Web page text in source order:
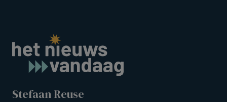
Stefaan Reuse